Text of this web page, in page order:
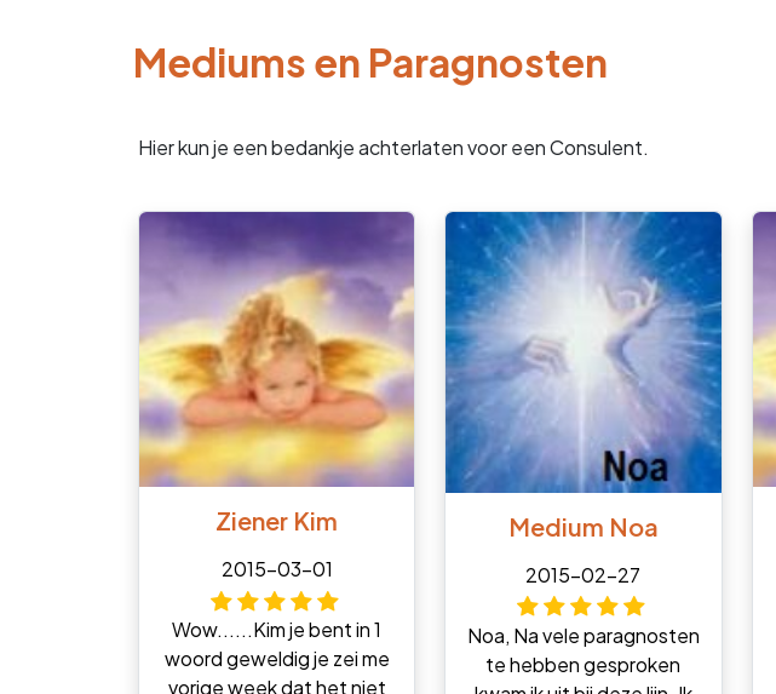
Mediums en Paragnosten
Hier kun je een bedankje achterlaten voor een Consulent.
Ziener Kim
2015-03-01
Wow......Kim je bent in 1
woord geweldig je zei me
vorige week dat het niet
Medium Noa
2015-02-27
Noa, Na vele paragnosten
te hebben gesproken